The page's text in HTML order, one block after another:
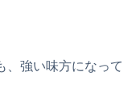
、強い味方になって